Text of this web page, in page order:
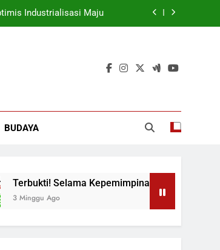
Industrialisasi Maju
BUDAYA
Selama Kepemimpinan Ketua Barok,
Minggu Ago